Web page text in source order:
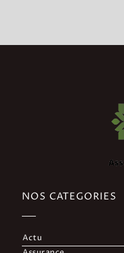
NOS CATEGORIES
Actu